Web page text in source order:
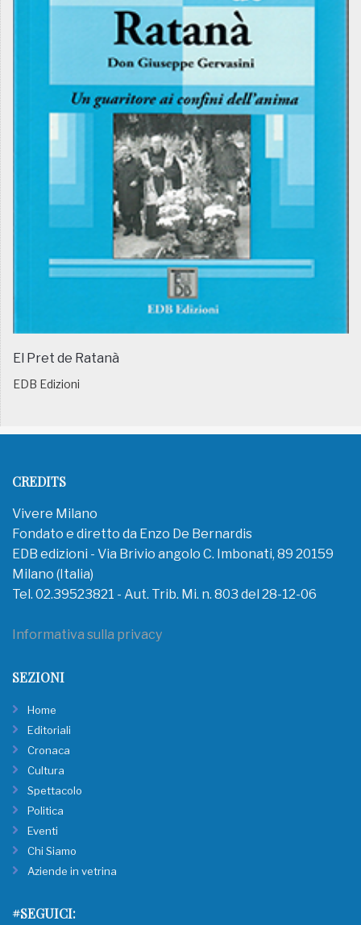
El Pret de Ratanà
EDB Edizioni
CREDITS
Vivere Milano
Fondato e diretto da Enzo De Bernardis
EDB edizioni - Via Brivio angolo C. Imbonati, 89 20159
Milano (Italia)
Tel. 02.39523821 - Aut. Trib. Mi. n. 803 del 28-12-06
Informativa sulla privacy
SEZIONI
Home
Editoriali
Cronaca
Cultura
Spettacolo
Politica
Eventi
Chi Siamo
Aziende in vetrina
#SEGUICI: